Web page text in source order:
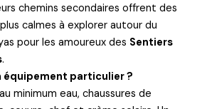
chemins secondaires offrent des
calmes à explorer autour du
pour les amoureux des Sentiers
.
équipement particulier ?
minimum eau, chaussures de